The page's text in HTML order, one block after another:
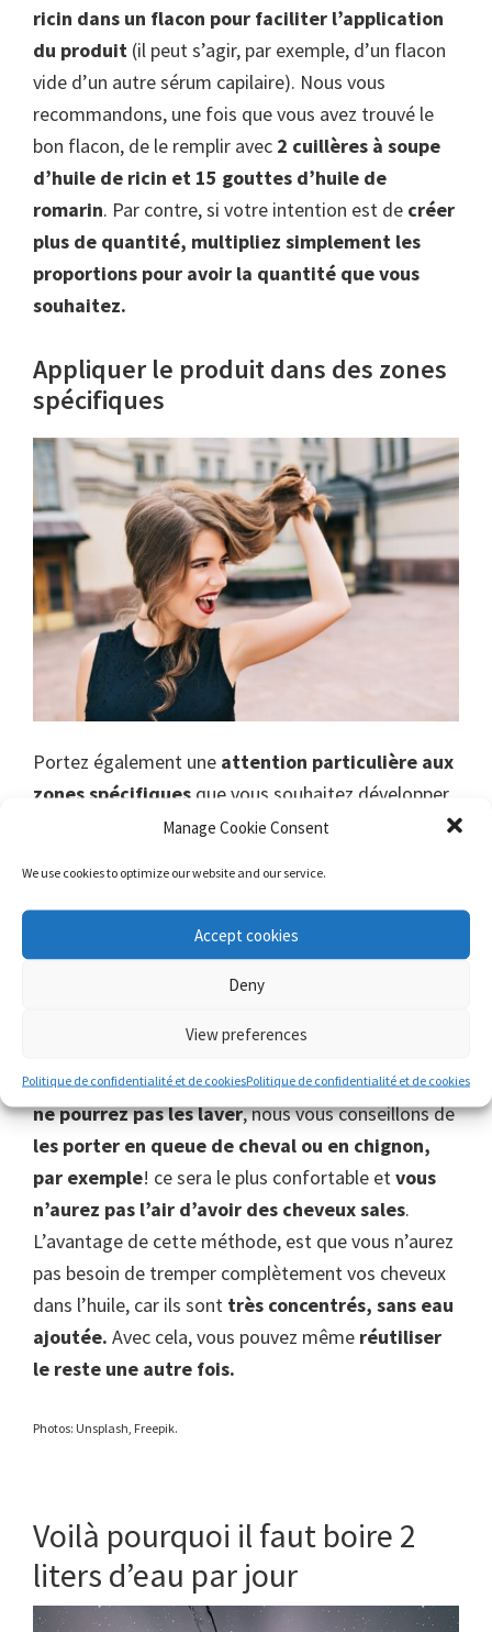
Manage Cookie Consent
We use cookies to optimize our website and our service.
Accept cookies
Deny
View preferences
Politique de confidentialité et de cookiesPolitique de confidentialité et de cookies
ricin dans un flacon pour faciliter l’application
du produit (il peut s’agir, par exemple, d’un flacon
vide d’un autre sérum capilaire). Nous vous
recommandons, une fois que vous avez trouvé le
bon flacon, de le remplir avec 2 cuillères à soupe
d’huile de ricin et 15 gouttes d’huile de
romarin. Par contre, si votre intention est de créer
plus de quantité, multipliez simplement les
proportions pour avoir la quantité que vous
souhaitez.
Appliquer le produit dans des zones
spécifiques
Portez également une attention particulière aux
zones spécifiques que vous souhaitez développer
davantage; certaines couches de cheveux que vous
des sections du cuir chevelu, en descendant
En plus, comme vous devrez porter vos cheveux
pleins d’huiles pendant quelques jours et que vous
ne pourrez pas les laver, nous vous conseillons de
les porter en queue de cheval ou en chignon,
par exemple! ce sera le plus confortable etvous
n’aurez pas l’air d’avoir des cheveux sales.
L’avantage de cette méthode, est que vous n’aurez
pas besoin de tremper complètement vos cheveux
dans l’huile, car ils sont très concentrés, sans eau
ajoutée. Avec cela, vous pouvez même réutiliser
le reste une autre fois.
Photos: Unsplash, Freepik.
Voilà pourquoi il faut boire 2
liters d’eau par jour